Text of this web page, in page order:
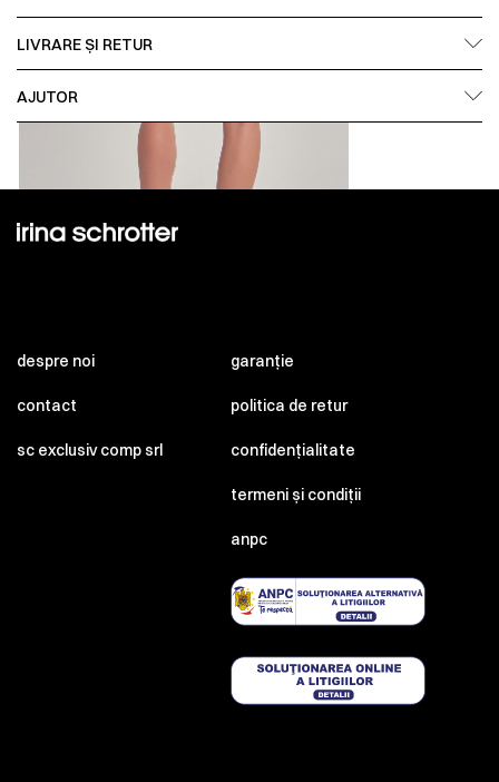
LIVRARE ȘI RETUR
AJUTOR
despre noi
contact
sc exclusiv comp srl
garanție
politica de retur
confidențialitate
termeni și condiții
anpc